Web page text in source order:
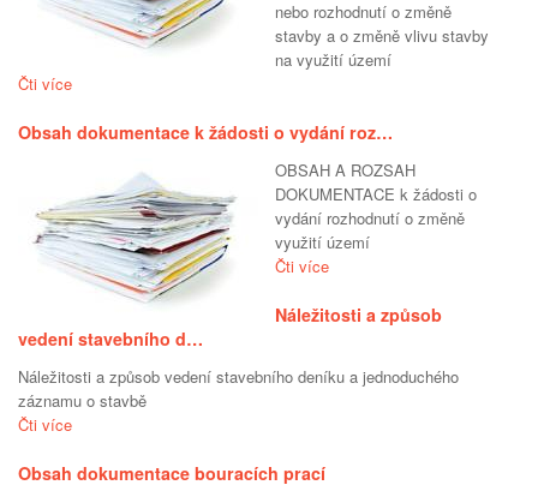
nebo rozhodnutí o změně
stavby a o změně vlivu stavby
na využití území
Čti více
Obsah dokumentace k žádosti o vydání roz…
OBSAH A ROZSAH
DOKUMENTACE k žádosti o
vydání rozhodnutí o změně
využití území
Čti více
Náležitosti a způsob
vedení stavebního d…
Náležitosti a způsob vedení stavebního deníku a jednoduchého
záznamu o stavbě
Čti více
Obsah dokumentace bouracích prací